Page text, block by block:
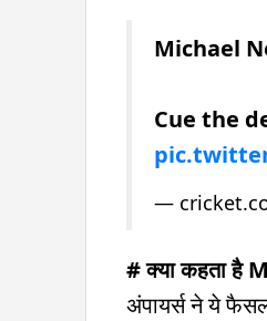
Michael
Cue the
—
# क्या कहता है
अंपायर्स ने ये